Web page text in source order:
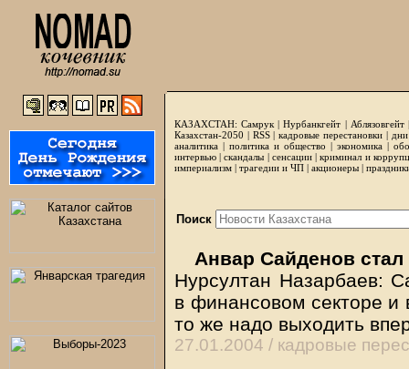
КАЗАХСТАН: Самрук |Нурбанкгейт | Аблязовгейт
Казахстан-2050 | RSS|кадровые перестановки|
аналитика | политика и общество | экономика |
интервью |скандалы | сенсации|криминал и
империализм | трагедии и ЧП | акционеры |
Поиск
Анвар Сайденов
Нурсултан Назарбаев:
в финансовом секторе и
то же надо выходить
27.01.2004 / кадровые